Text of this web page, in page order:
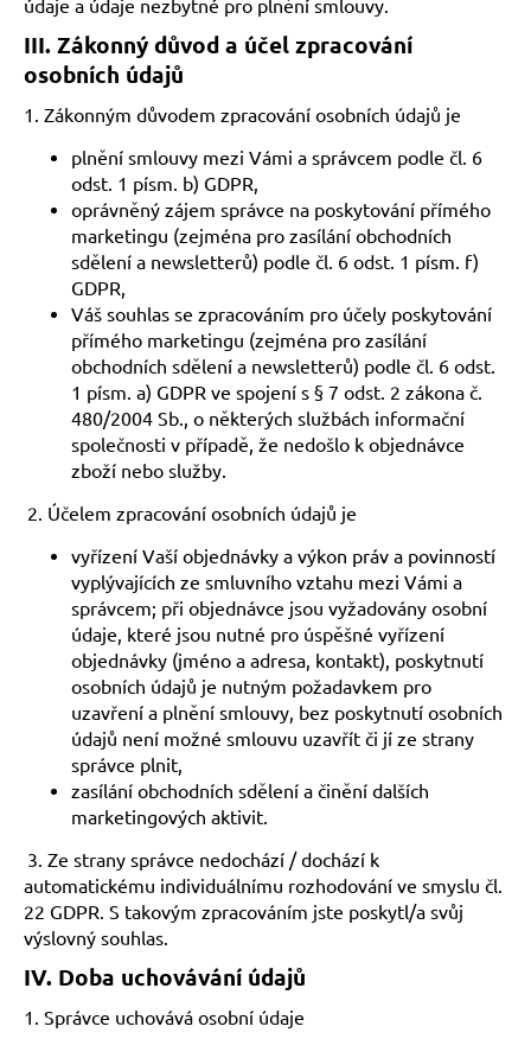
III. Zákonný důvod a účel zpracování
osobních údajů
1. Zákonným důvodem zpracování osobních údajů je
plnění smlouvy mezi Vámi a správcem podle čl. 6
odst. 1 písm. b) GDPR,
oprávněný zájem správce na poskytování přímého
marketingu (zejména pro zasílání obchodních
sdělení a newsletterů) podle čl. 6 odst. 1 písm. f)
GDPR,
Váš souhlas se zpracováním pro účely poskytování
přímého marketingu (zejména pro zasílání
obchodních sdělení a newsletterů) podle čl. 6 odst.
1 písm. a) GDPR ve spojení s § 7 odst. 2 zákona č.
480/2004 Sb., o některých službách informační
společnosti v případě, že nedošlo k objednávce
zboží nebo služby.
2. Účelem zpracování osobních údajů je
vyřízení Vaší objednávky a výkon práv a povinností
vyplývajících ze smluvního vztahu mezi Vámi a
správcem; při objednávce jsou vyžadovány osobní
údaje, které jsou nutné pro úspěšné vyřízení
objednávky (jméno a adresa, kontakt), poskytnutí
osobních údajů je nutným požadavkem pro
uzavření a plnění smlouvy, bez poskytnutí osobních
údajů není možné smlouvu uzavřít či jí ze strany
správce plnit,
zasílání obchodních sdělení a činění dalších
marketingových aktivit.
3. Ze strany správce nedochází / dochází k
automatickému individuálnímu rozhodování ve smyslu čl.
22 GDPR. S takovým zpracováním jste poskytl/a svůj
výslovný souhlas.
IV. Doba uchovávání údajů
1. Správce uchovává osobní údaje
u
j
e
m
e